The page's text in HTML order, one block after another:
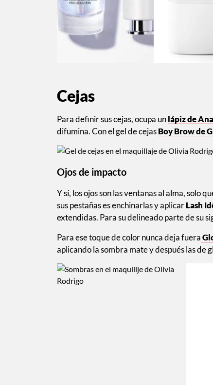
Cejas
Para definir sus cejas, ocupa unlápiz de
difumina. Con el gel de cejasBoy Brow de
Ojos de impacto
Y sí, los ojos son las ventanas al alma, solo
sus pestañas es enchinarlas y aplicarLash
extendidas. Para su delineado parte de su
Para ese toque de color nunca deja fuera
aplicando la sombra mate y después las de